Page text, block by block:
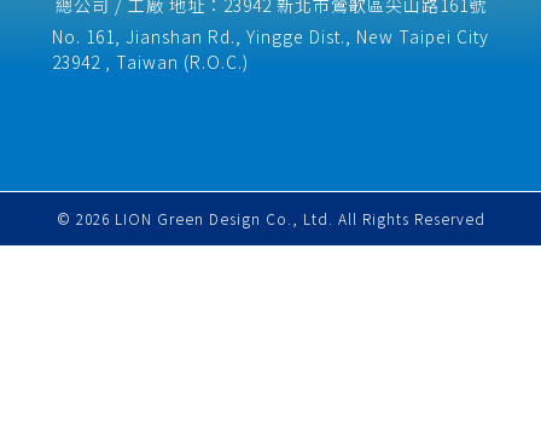
總公司 / 工廠 地址：23942 新北市鶯歌區尖山路161號
No. 161, Jianshan Rd., Yingge Dist., New Taipei City
23942 , Taiwan (R.O.C.)​
© 2026 LION Green Design Co., Ltd. All Rights Reserved